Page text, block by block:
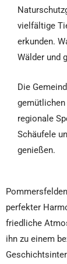
vielfältige
erkunden.
Wälder und
Die
regionale
Schäufele
genießen.
perfekter
friedliche
ihn zu einem